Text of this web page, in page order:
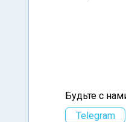
Будьте с
Telegram